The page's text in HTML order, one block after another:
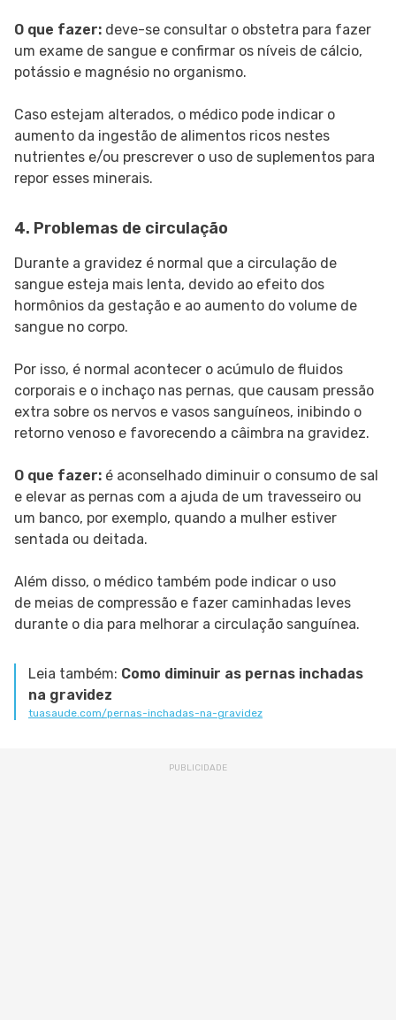
O que fazer: deve-se consultar o obstetra para fazer
um exame de sangue e confirmar os níveis de cálcio,
potássio e magnésio no organismo.
Caso estejam alterados, o médico pode indicar o
aumento da ingestão de alimentos ricos nestes
nutrientes e/ou prescrever o uso de suplementos para
repor esses minerais.
4. Problemas de circulação
Durante a gravidez é normal que a circulação de
sangue esteja mais lenta, devido ao efeito dos
hormônios da gestação e ao aumento do volume de
sangue no corpo.
Por isso, é normal acontecer o acúmulo de fluidos
corporais e o inchaço nas pernas, que causam pressão
extra sobre os nervos e vasos sanguíneos, inibindo o
retorno venoso e favorecendo a câimbra na gravidez.
O que fazer: é aconselhado diminuir o consumo de sal
e elevar as pernas com a ajuda de um travesseiro ou
um banco, por exemplo, quando a mulher estiver
sentada ou deitada.
Além disso, o médico também pode indicar o uso
de meias de compressão e fazer caminhadas leves
durante o dia para melhorar a circulação sanguínea.
Leia também: Como diminuir as pernas inchadas
na gravidez
tuasaude.com/pernas-inchadas-na-gravidez